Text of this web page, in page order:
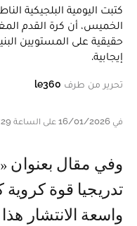
كتبت اليومية البلجيكية
الخميس، أن كرة القدم
حقيقية على المستويين
إيجابية.
تحرير من طرف le360
في 16/01/2026 على الساعة 06:29
وفي مقال بعنوان « كيف أصبح المغرب
تدريجيا قوة
واسعة الانتشار